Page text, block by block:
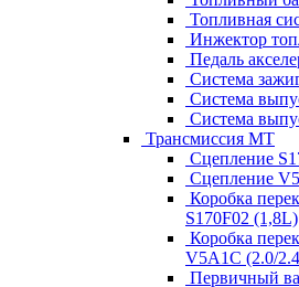
Топливная
Инжектор
Педаль
Система
Система
Система
Трансмиссия МТ
Сцепление
Сцепление
Коробка
S170F02 (1,8L)
Коробка
V5A1C (2.0/
Первичный